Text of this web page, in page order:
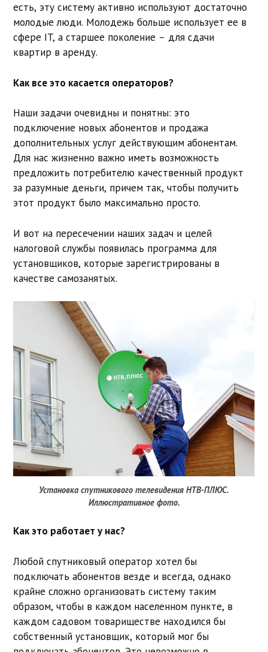
есть, эту систему активно используют достаточно
молодые люди. Молодежь больше использует ее в
сфере IT, а старшее поколение – для сдачи
квартир в аренду.
Как все это касается операторов?
Наши задачи очевидны и понятны: это
подключение новых абонентов и продажа
дополнительных услуг действующим абонентам.
Для нас жизненно важно иметь возможность
предложить потребителю качественный продукт
за разумные деньги, причем так, чтобы получить
этот продукт было максимально просто.
И вот на пересечении наших задач и целей
налоговой службы появилась программа для
установщиков, которые зарегистрированы в
качестве самозанятых.
Установка спутникового телевидения НТВ-ПЛЮС.
Иллюстративное фото.
Как это работает у нас?
Любой спутниковый оператор хотел бы
подключать абонентов везде и всегда, однако
крайне сложно организовать систему таким
образом, чтобы в каждом населенном пункте, в
каждом садовом товариществе находился бы
собственный установщик, который мог бы